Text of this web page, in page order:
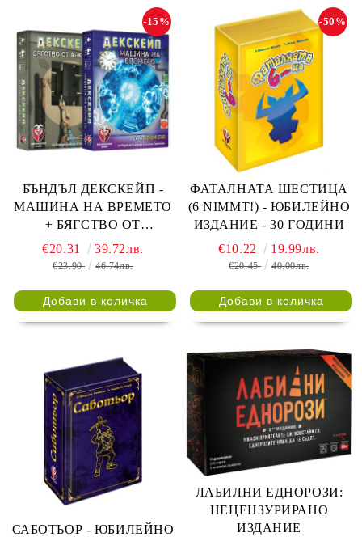
БЪНДЪЛ ДЕКСКЕЙП -
МАШИНА НА ВРЕМЕТО
+ БЯГСТВО ОТ
АЛКАТРАЗ
-15%
€20.31 39.72лв.
€23.90 46.74лв.
ФАТАЛНАТА ШЕСТИЦА
(6 NIMMT!) - ЮБИЛЕЙНО
ИЗДАНИЕ - 30 ГОДИНИ
-50%
€10.22 19.99лв.
€20.45 40.00лв.
САБОТЬОР - ЮБИЛЕЙНО
ЛАБИЛНИ ЕДНОРОЗИ:
НЕЦЕНЗУРИРАНО
ИЗДАНИЕ